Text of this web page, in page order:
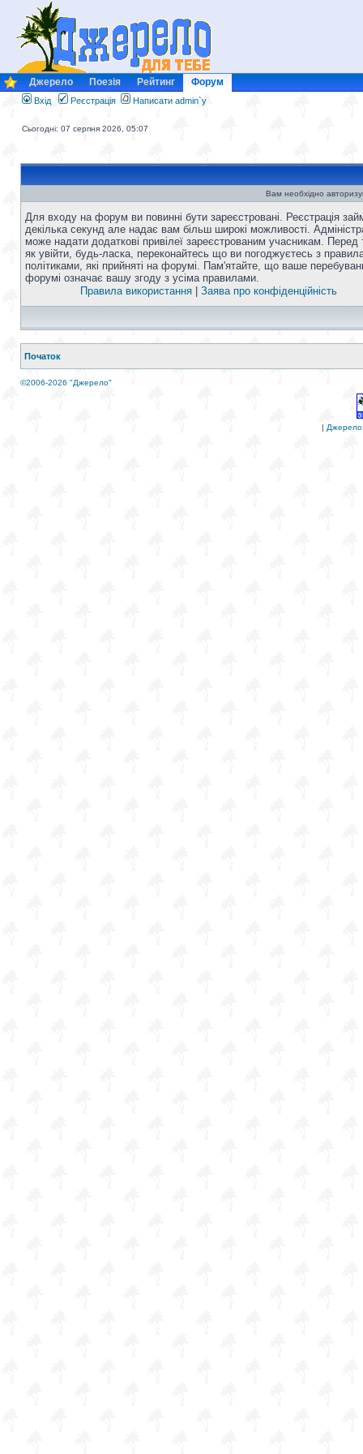
Джерело Поезія Рейтинг Форум
Вхід Реєстрація Написати admin`у
Сьогодні: 07 серпня 2026, 05:07
Вам необхідно
Для входу на форум ви повинні бути зареєстровані. Реєстрація
декілька секунд але надає вам більш широкі можливості.
може надати додаткові привілеї зареєстрованим учасникам. Перед
як увійти, будь-ласка, переконайтесь що ви погоджуєтесь з
політиками, які прийняті на форумі. Пам'ятайте, що ваше
форумі означає вашу згоду з усіма правилами.
Правила використання
Заява про конфіденційність
Початок
©2006-2026 "Джерело"
| Джерело